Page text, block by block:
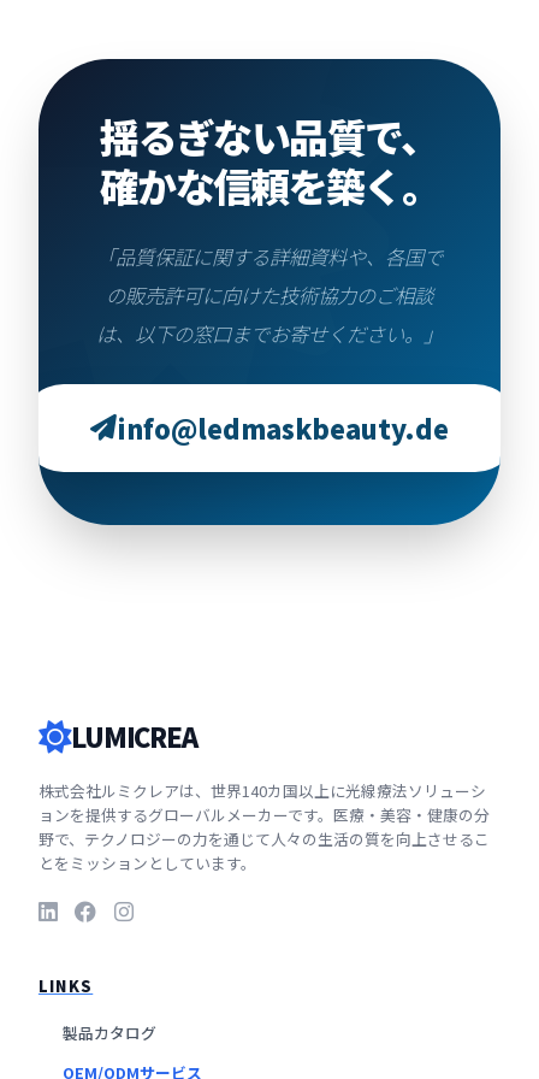
揺るぎない品質で、
確かな信頼を築く。
「品質保証に関する詳細資料や、各国で
の販売許可に向けた技術協力のご相談
は、以下の窓口までお寄せください。」
info@ledmaskbeauty.de
LUMICREA
株式会社ルミクレアは、世界140カ国以上に光線療法ソリューシ
ョンを提供するグローバルメーカーです。医療・美容・健康の分
野で、テクノロジーの力を通じて人々の生活の質を向上させるこ
とをミッションとしています。
LINKS
製品カタログ
OEM/ODMサービス